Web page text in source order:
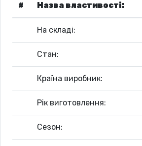
# Назва властивості:
На складі:
Стан:
Країна виробник:
Рік виготовлення:
Сезон: